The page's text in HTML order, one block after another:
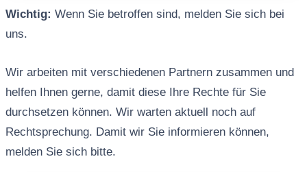
Wichtig: Wenn Sie betroffen sind, melden Sie sich bei
uns.
Wir arbeiten mit verschiedenen Partnern zusammen und
helfen Ihnen gerne, damit diese Ihre Rechte für Sie
durchsetzen können. Wir warten aktuell noch auf
Rechtsprechung. Damit wir Sie informieren können,
melden Sie sich bitte.